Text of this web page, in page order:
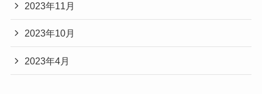
2023年11月
2023年10月
2023年4月